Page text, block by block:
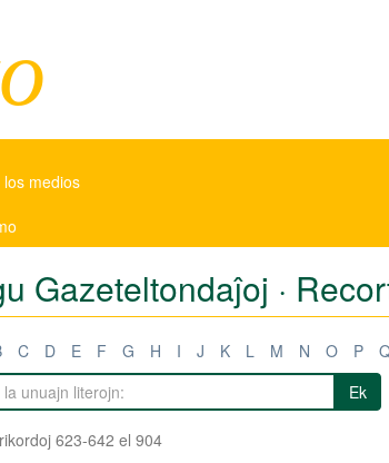
los medios
Gazeteltondaĵoj ·
C D E F G H I J K L M N O P
Ek
623-642 el 904